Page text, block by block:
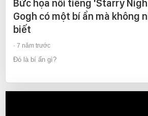
Bức họa nổi tiếng 'Starry
Gogh có một bí ẩn mà không
biết
7 năm trước
Đó là bí ẩn gì?